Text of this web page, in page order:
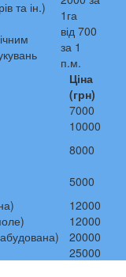
та ін.)
1га
від 700
за 1
п.м.
Ціна
(грн)
7000
10000
8000
5000
12000
12000
20000
25000